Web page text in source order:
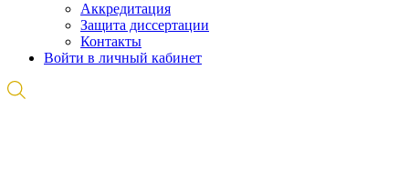
Аккредитация
Защита диссертации
Контакты
Войти в личный кабинет